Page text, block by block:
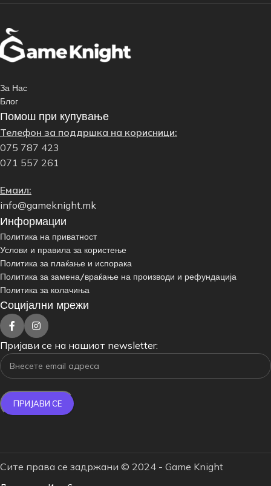
За Нас
Блог
Помош при купување
Телефон за поддршка на корисници:
075 787 423
071 557 261
Емаил:
info@gameknight.mk
Информации
Политика на приватност
Услови и правила за користење
Политика за плаќање и испорака
Политика за замена/враќање на производи и рефундација
Политика за колачиња
Социјални мрежи
Пријави се на нашиот newsletter:
Сите права се задржани © 2024 - Game Knight